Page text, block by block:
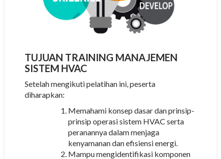
TUJUAN TRAINING MANAJEMEN
SISTEM HVAC
Setelah mengikuti pelatihan ini, peserta
diharapkan:
Memahami konsep dasar dan prinsip-
prinsip operasi sistem HVAC serta
peranannya dalam menjaga
kenyamanan dan efisiensi energi.
Mampu mengidentifikasi komponen